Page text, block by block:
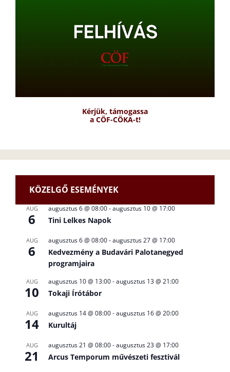
Kérjük, támogassa
a CÖF-CÖKA-t!
KÖZELGŐ ESEMÉNYEK
AUG
6
augusztus 6 @ 08:00-augusztus 10 @ 17:00
Tini Lelkes Napok
AUG
6
augusztus 6 @ 08:00-augusztus 27 @ 17:00
Kedvezmény a Budavári Palotanegyed
programjaira
AUG
10
augusztus 10 @ 13:00-augusztus 13 @ 21:00
Tokaji Írótábor
AUG
14
augusztus 14 @ 08:00-augusztus 16 @ 20:00
Kurultáj
AUG
21
augusztus 21 @ 08:00-augusztus 23 @ 17:00
Arcus Temporum művészeti fesztivál